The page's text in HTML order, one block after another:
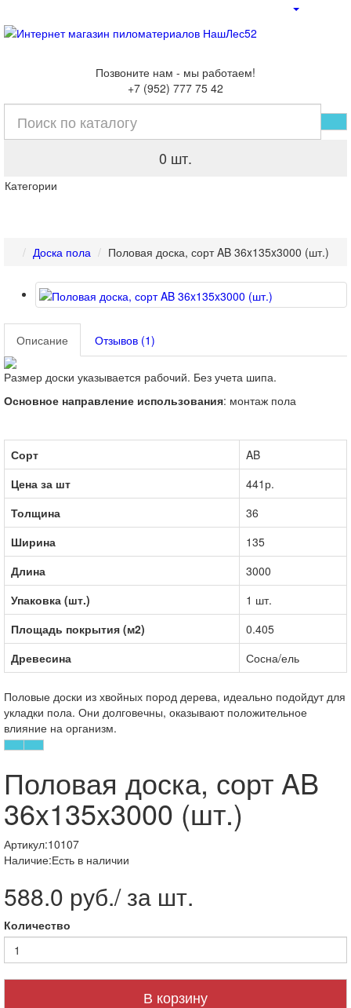
Позвоните нам - мы работаем!
+7 (952) 777 75 42
0 шт.
Категории
Доска пола Половая доска, сорт AB 36x135x3000 (шт.)
Описание Отзывов (1)
Размер доски указывается рабочий. Без учета шипа.
Основное направление использования: монтаж пола
Сорт
AB
Цена за шт
441р.
Толщина
36
Ширина
135
Длина
3000
Упаковка (шт.)
1 шт.
Площадь покрытия (м2)
0.405
Древесина
Сосна/ель
Половые доски из хвойных пород дерева, идеально подойдут для
укладки пола. Они долговечны, оказывают положительное
влияние на организм.
Половая доска, сорт AB
36x135x3000 (шт.)
Артикул:10107
Наличие:Есть в наличии
588.0 руб./ за шт.
Количество
В корзину